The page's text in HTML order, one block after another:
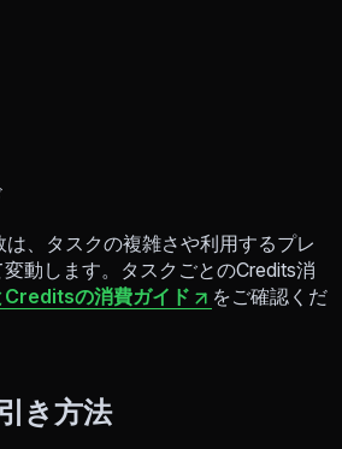
、タスクの複雑さや利用するプレ
動します。タスクごとのCredits消
Creditsの消費ガイド
をご確認くだ
き方法